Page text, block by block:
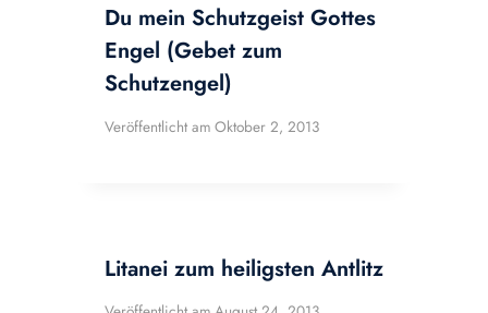
Du mein Schutzgeist Gottes
Engel (Gebet zum
Schutzengel)
Veröffentlicht am Oktober 2, 2013
Litanei zum heiligsten Antlitz